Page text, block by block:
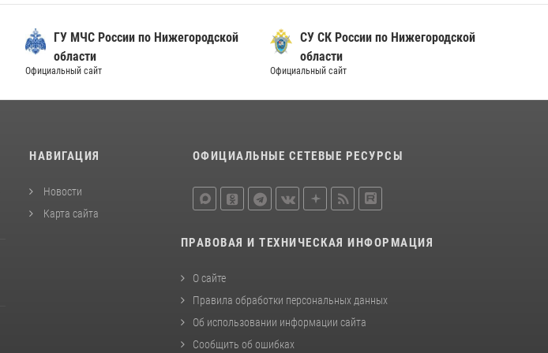
Росгвардии почтили память святого
28 июля 2026, 15:39 2
Нижегородские росгвардейцы за
ГУ МЧС России по Нижегородской
области
Официальный сайт
СУ СК России по Нижегородской
области
Официальный сайт
НАВИГАЦИЯ
Новости
Карта сайта
ОФИЦИАЛЬНЫЕ СЕТЕВЫЕ РЕСУРСЫ
ПРАВОВАЯ И ТЕХНИЧЕСКАЯ ИНФОРМАЦИЯ
О сайте
Правила обработки персональных данных
Об использовании информации сайта
Сообщить об ошибках